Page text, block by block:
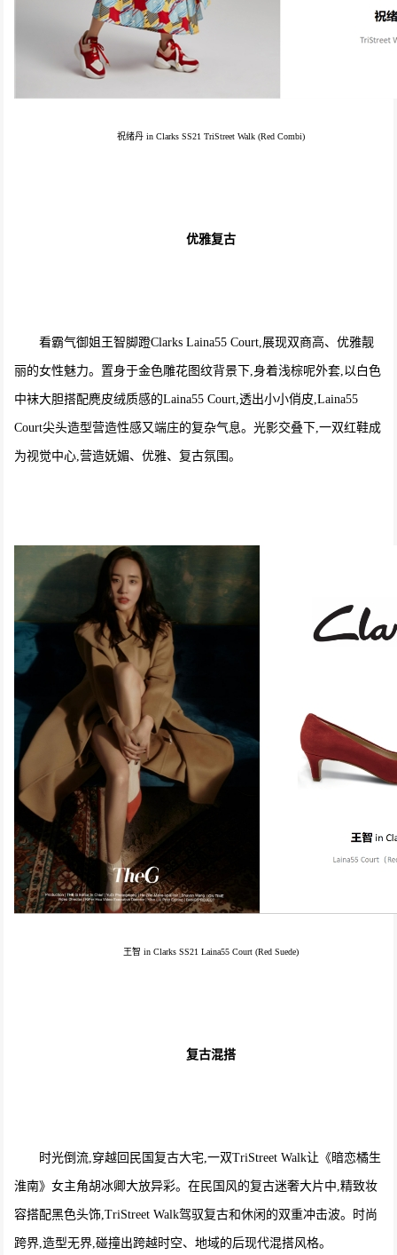
祝绪丹 in Clarks SS21 TriStreet Walk (Red Combi)
优雅复古
看霸气御姐王智脚蹬Clarks Laina55 Court,展现双商高、优雅靓
丽的女性魅力。置身于金色雕花图纹背景下,身着浅棕呢外套,以白色
中袜大胆搭配麂皮绒质感的Laina55 Court,透出小小俏皮,Laina55
Court尖头造型营造性感又端庄的复杂气息。光影交叠下,一双红鞋成
为视觉中心,营造妩媚、优雅、复古氛围。
王智 in Clarks SS21 Laina55 Court (Red Suede)
复古混搭
时光倒流,穿越回民国复古大宅,一双TriStreet Walk让《暗恋橘生
淮南》女主角胡冰卿大放异彩。在民国风的复古迷奢大片中,精致妆
容搭配黑色头饰,TriStreet Walk驾驭复古和休闲的双重冲击波。时尚
跨界,造型无界,碰撞出跨越时空、地域的后现代混搭风格。